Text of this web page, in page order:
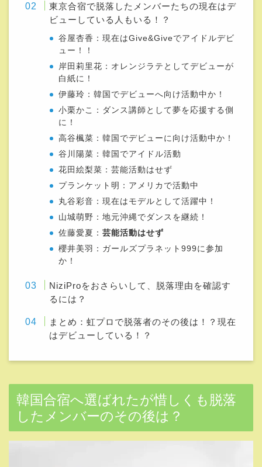
東京合宿で脱落したメンバーたちの現在はデ
ビューしている人もいる！？
谷屋杏香：現在はGive&Giveでアイドルデビ
ュー！！
岸田莉里花：オレンジラテとしてデビューが
白紙に！
伊藤玲：韓国でデビューへ向け活動中か！
小栗かこ：ダンス講師として夢を応援する側
に！
高谷楓菜：韓国でデビューに向け活動中か！
谷川陽菜：韓国でアイドル活動
花田絵梨菜：芸能活動はせず
プランケット明：アメリカで活動中
丸谷彩音：現在はモデルとして活躍中！
山城萌野：地元沖縄でダンスを継続！
佐藤愛夏：芸能活動はせず
櫻井美羽：ガールズプラネット999に参加
か！
NiziProをおさらいして、脱落理由を確認す
るには？
まとめ：虹プロで脱落者のその後は！？現在
はデビューしている！？
韓国合宿へ選ばれたが惜しくも脱落
したメンバーのその後は？